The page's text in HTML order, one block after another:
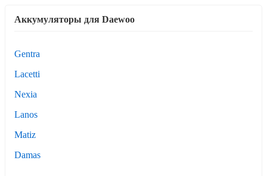
Аккумуляторы для Daewoo
Gentra
Lacetti
Nexia
Lanos
Matiz
Damas